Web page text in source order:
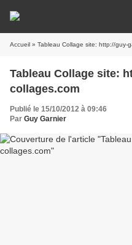
Accueil » Tableau Collage site: http://guy-
Tableau Collage site: http://guy-garnier-
collages.com
Publié le 15/10/2012 à 09:46
Par Guy Garnier